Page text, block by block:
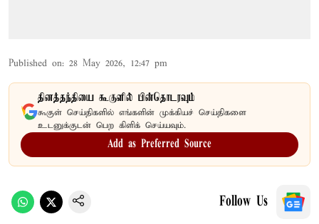
Published on: 28 May 2026, 12:47 pm
தினத்தந்தியை கூகுளில் பின்தொடரவும்
கூகுள் செய்திகளில் எங்களின் முக்கியச் செய்திகளை
உடனுக்குடன் பெற கிளிக் செய்யவும்.
Add as Preferred Source
Follow Us